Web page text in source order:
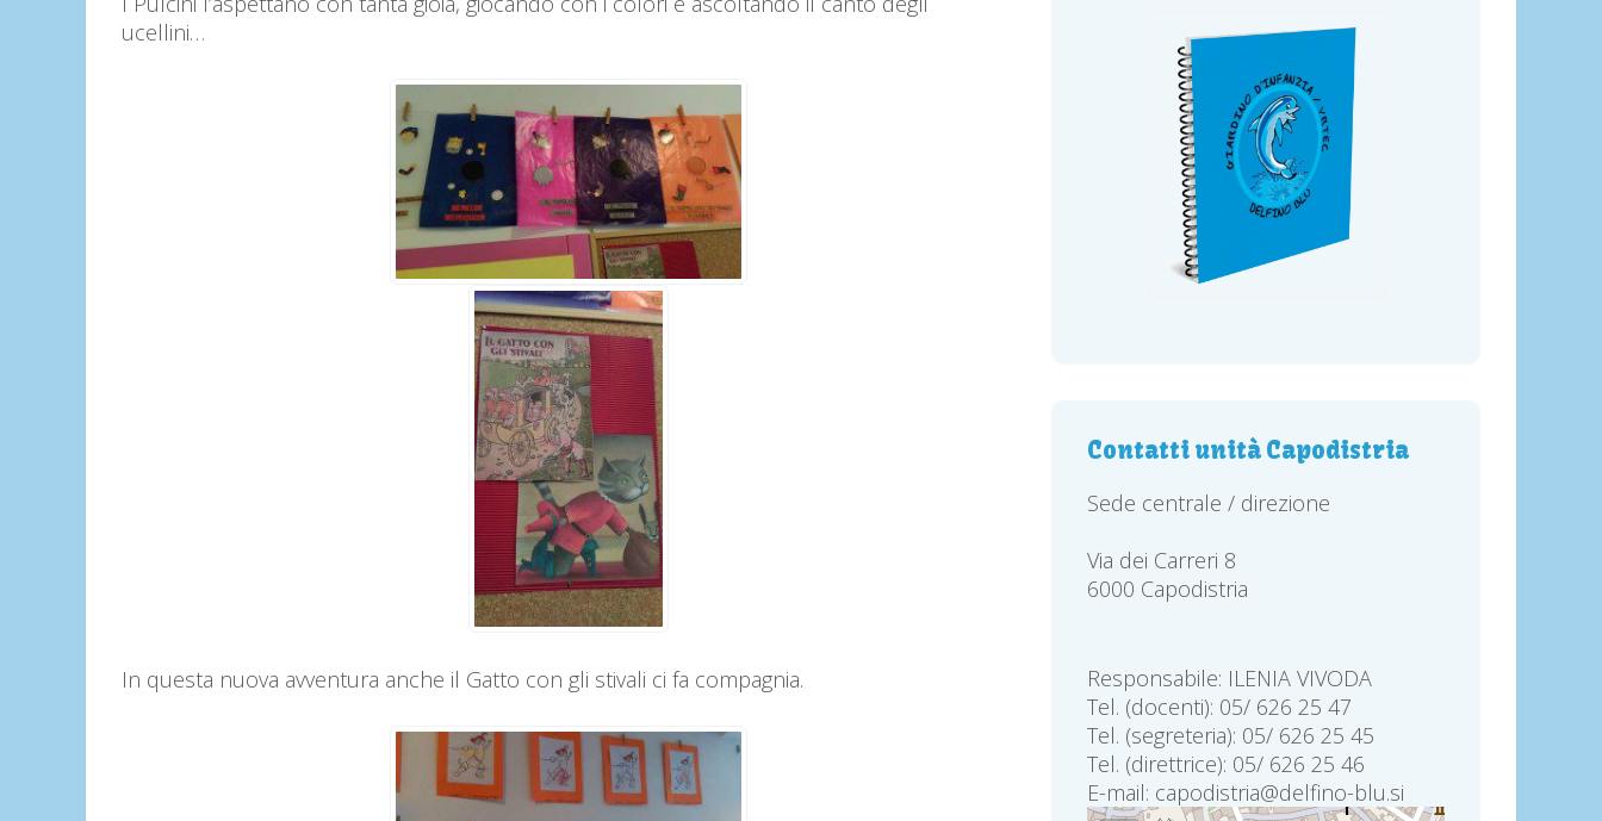
ucellini…
In questa nuova avventura anche il Gatto con gli stivali ci fa compagnia.
Contatti unità Capodistria
Sede centrale / direzione
Via dei Carreri 8
6000 Capodistria
Responsabile: ILENIA VIVODA
Tel. (docenti): 05/ 626 25 47
Tel. (segreteria): 05/ 626 25 45
Tel. (direttrice): 05/ 626 25 46
E-mail: capodistria@delfino-blu.si